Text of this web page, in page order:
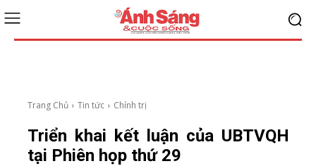
Trang Chủ Tin tức Chính trị
Triển khai kết luận của UBTVQH
tại Phiên họp thứ 29